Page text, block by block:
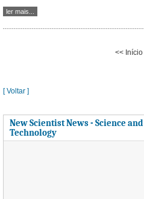
ler mais...
<< Início
[ Voltar ]
New Scientist News - Science and
Technology